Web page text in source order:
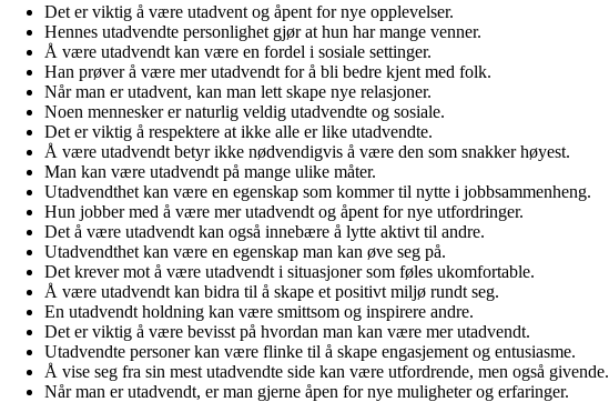
Det er viktig å være utadvent og åpent for nye opplevelser.
Hennes utadvendte personlighet gjør at hun har mange venner.
Å være utadvendt kan være en fordel i sosiale settinger.
Han prøver å være mer utadvendt for å bli bedre kjent med folk.
Når man er utadvent, kan man lett skape nye relasjoner.
Noen mennesker er naturlig veldig utadvendte og sosiale.
Det er viktig å respektere at ikke alle er like utadvendte.
Å være utadvendt betyr ikke nødvendigvis å være den som snakker høyest.
Man kan være utadvendt på mange ulike måter.
Utadvendthet kan være en egenskap som kommer til nytte i jobbsammenheng.
Hun jobber med å være mer utadvendt og åpent for nye utfordringer.
Det å være utadvendt kan også innebære å lytte aktivt til andre.
Utadvendthet kan være en egenskap man kan øve seg på.
Det krever mot å være utadvendt i situasjoner som føles ukomfortable.
Å være utadvendt kan bidra til å skape et positivt miljø rundt seg.
En utadvendt holdning kan være smittsom og inspirere andre.
Det er viktig å være bevisst på hvordan man kan være mer utadvendt.
Utadvendte personer kan være flinke til å skape engasjement og entusiasme.
Å vise seg fra sin mest utadvendte side kan være utfordrende, men også givende.
Når man er utadvendt, er man gjerne åpen for nye muligheter og erfaringer.